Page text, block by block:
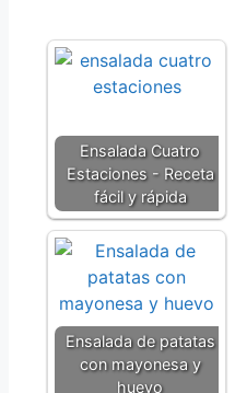
Ensalada Cuatro
Estaciones - Receta
fácil y rápida
Ensalada de patatas
con mayonesa y
huevo